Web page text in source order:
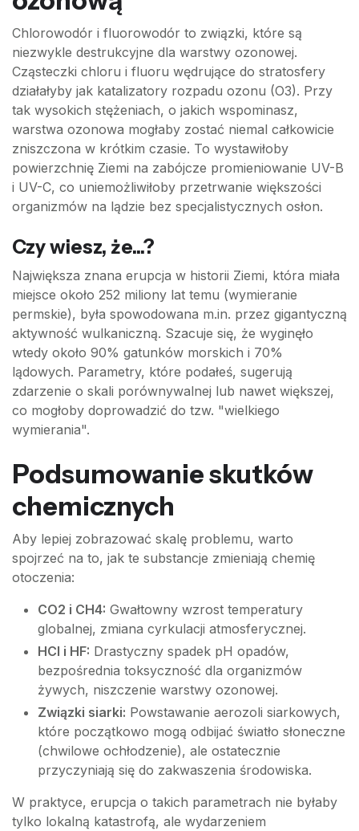
Chlorowodór i fluorowodór to związki, które są
niezwykle destrukcyjne dla warstwy ozonowej.
Cząsteczki chloru i fluoru wędrujące do stratosfery
działałyby jak katalizatory rozpadu ozonu (O3). Przy
tak wysokich stężeniach, o jakich wspominasz,
warstwa ozonowa mogłaby zostać niemal całkowicie
zniszczona w krótkim czasie. To wystawiłoby
powierzchnię Ziemi na zabójcze promieniowanie UV-B
i UV-C, co uniemożliwiłoby przetrwanie większości
organizmów na lądzie bez specjalistycznych osłon.
Czy wiesz, że...?
Największa znana erupcja w historii Ziemi, która miała
miejsce około 252 miliony lat temu (wymieranie
permskie), była spowodowana m.in. przez gigantyczną
aktywność wulkaniczną. Szacuje się, że wyginęło
wtedy około 90% gatunków morskich i 70%
lądowych. Parametry, które podałeś, sugerują
zdarzenie o skali porównywalnej lub nawet większej,
co mogłoby doprowadzić do tzw. "wielkiego
wymierania".
Podsumowanie skutków
chemicznych
Aby lepiej zobrazować skalę problemu, warto
spojrzeć na to, jak te substancje zmieniają chemię
otoczenia:
CO2 i CH4: Gwałtowny wzrost temperatury
globalnej, zmiana cyrkulacji atmosferycznej.
HCl i HF: Drastyczny spadek pH opadów,
bezpośrednia toksyczność dla organizmów
żywych, niszczenie warstwy ozonowej.
Związki siarki: Powstawanie aerozoli siarkowych,
które początkowo mogą odbijać światło słoneczne
(chwilowe ochłodzenie), ale ostatecznie
przyczyniają się do zakwaszenia środowiska.
W praktyce, erupcja o takich parametrach nie byłaby
tylko lokalną katastrofą, ale wydarzeniem